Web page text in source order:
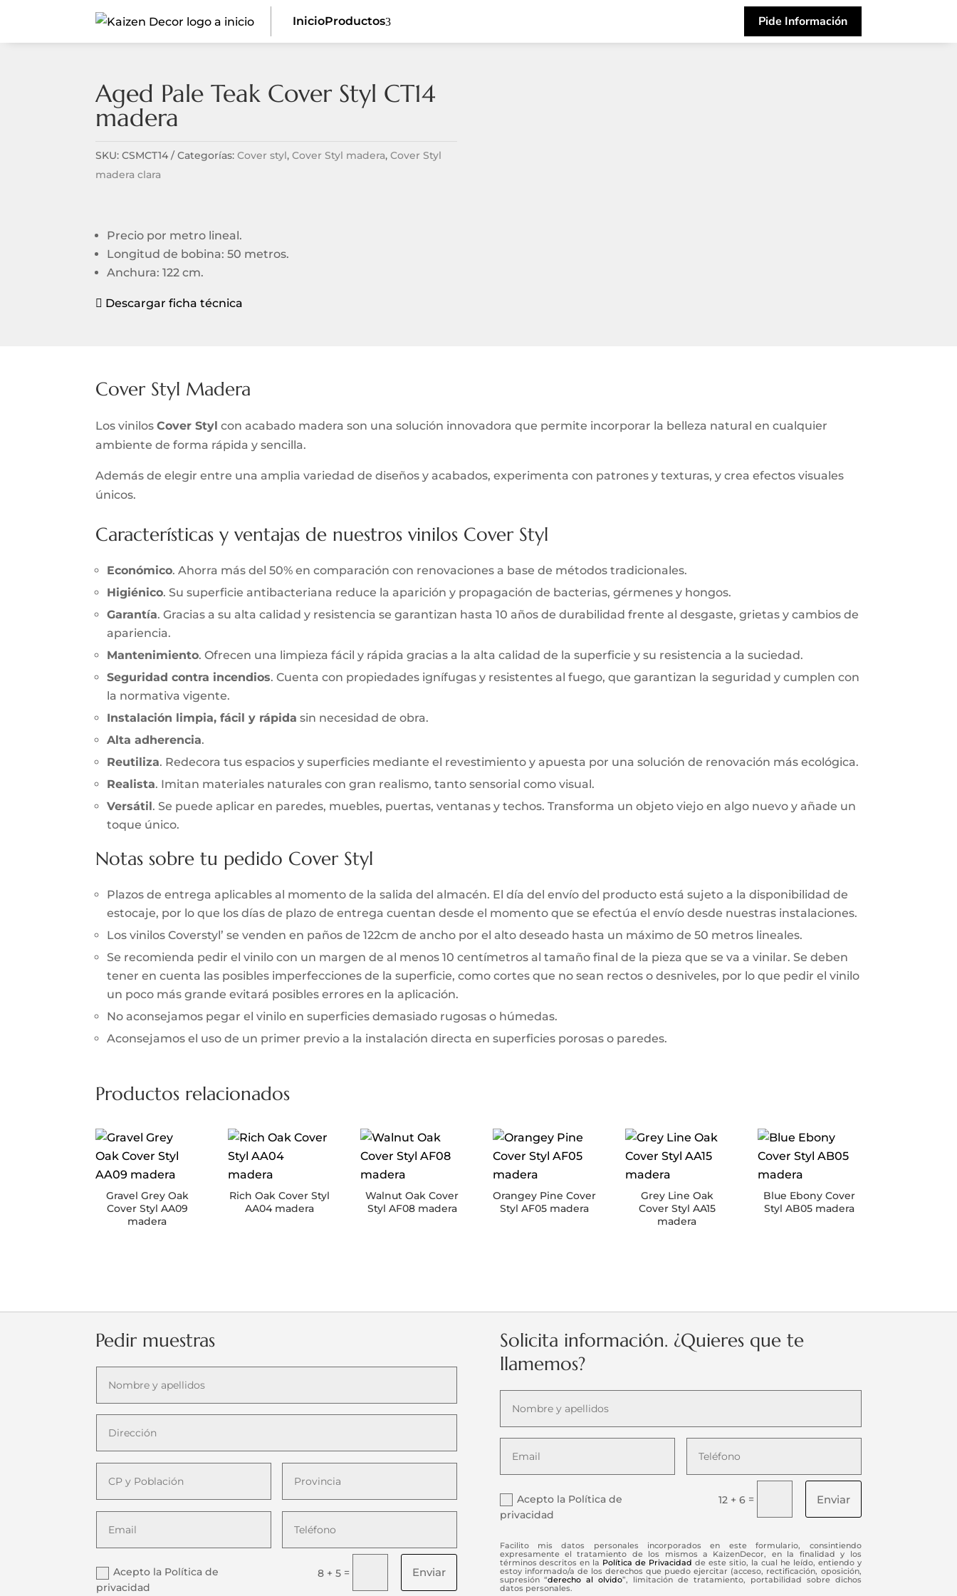
InicioProductos3
5
5
Listones de
Pide Información
Aged Pale Teak Cover Styl CT14
madera
SKU:CSMCT14 Categorías:Cover styl,Cover Styl madera,Cover Styl
madera clara
Precio por metro lineal.
Longitud de bobina: 50 metros.
Anchura: 122 cm.
 Descargar ficha técnica
Cover Styl Madera
Los vinilosCover Styl con acabado madera son una solución innovadora que permite incorporar la belleza natural en cualquier
ambiente de forma rápida y sencilla.
Además de elegir entre una amplia variedad de diseños y acabados, experimenta con patrones y texturas, y crea efectos visuales
únicos.
Características y ventajas de nuestros vinilos Cover Styl
Económico. Ahorra más del 50% en comparación con renovaciones a base de métodos tradicionales.
Higiénico. Su superficie antibacteriana reduce la aparición y propagación de bacterias, gérmenes y hongos.
Garantía. Gracias a su alta calidad y resistencia se garantizan hasta 10 años de durabilidad frente al desgaste, grietas y cambios de
apariencia.
Mantenimiento. Ofrecen una limpieza fácil y rápida gracias a la alta calidad de la superficie y su resistencia a la suciedad.
Seguridad contra incendios. Cuenta con propiedades ignífugas y resistentes al fuego, que garantizan la seguridad y cumplen con
la normativa vigente.
Instalación limpia, fácil y rápida sin necesidad de obra.
Alta adherencia.
Reutiliza. Redecora tus espacios y superficies mediante el revestimiento y apuesta por una solución de renovación más ecológica.
Realista. Imitan materiales naturales con gran realismo, tanto sensorial como visual.
Versátil . Se puede aplicar en paredes, muebles, puertas, ventanas y techos. Transforma un objeto viejo en algo nuevo y añade un
toque único.
Notas sobre tu pedido Cover Styl
Plazos de entrega aplicables al momento de la salida del almacén. El día del envío del producto está sujeto a la disponibilidad de
estocaje, por lo que los días de plazo de entrega cuentan desde el momento que se efectúa el envío desde nuestras instalaciones.
Los vinilos Coverstyl’ se venden en paños de 122cm de ancho por el alto deseado hasta un máximo de 50 metros lineales.
Se recomienda pedir el vinilo con un margen de al menos 10 centímetros al tamaño final de la pieza que se va a vinilar. Se deben
tener en cuenta las posibles imperfecciones de la superficie, como cortes que no sean rectos o desniveles, por lo que pedir el vinilo
un poco más grande evitará posibles errores en la aplicación.
No aconsejamos pegar el vinilo en superficies demasiado rugosas o húmedas.
Aconsejamos el uso de un primer previo a la instalación directa en superficies porosas o paredes.
Productos relacionados
Gravel Grey Oak
Cover Styl AA09
madera
Rich Oak Cover Styl
AA04 madera
Walnut Oak Cover
Styl AF08 madera
Orangey Pine Cover
Styl AF05 madera
Grey Line Oak
Cover Styl AA15
madera
Blue Ebony Cover
Styl AB05 madera
Pedir muestras
Acepto la Política de
privacidad
8 + 5 = Enviar
Solicita información. ¿Quieres que te
llamemos?
Acepto la Política de
privacidad
12 + 6= Enviar
Facilito mis datos personales incorporados en este formulario, consintiendo
expresamente el tratamiento de los mismos a KaizenDecor, en la finalidad y los
términos descritos en la Política de Privacidad de este sitio, la cual he leído, entiendo y
estoy informado/a de los derechos que puedo ejercitar (acceso, rectificación, oposición,
supresión “derecho al olvido”, limitación de tratamiento, portabilidad sobre dichos
datos personales.